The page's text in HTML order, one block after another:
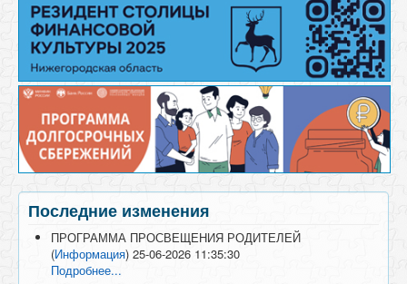
Последние изменения
ПРОГРАММА ПРОСВЕЩЕНИЯ РОДИТЕЛЕЙ
(Информация) 25-06-2026 11:35:30
Подробнее...